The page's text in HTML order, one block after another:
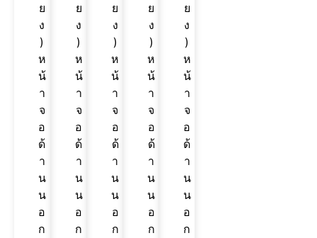
ย
ง
)
ห
น้
า
จ
อ
ด้
า
น
น
อ
ก
ย
ง
)
ห
น้
า
จ
อ
ด้
า
น
น
อ
ก
ย
ง
)
ห
น้
า
จ
อ
ด้
า
น
น
อ
ก
ย
ง
)
ห
น้
า
จ
อ
ด้
า
น
น
อ
ก
ย
ง
)
ห
น้
า
จ
อ
ด้
า
น
น
อ
ก